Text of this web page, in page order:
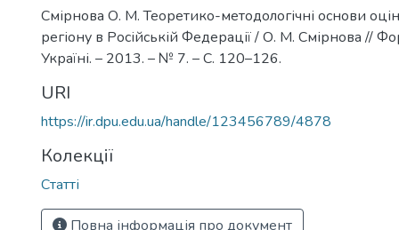
Смірнова О. М. Теоретико-методологічні основи
регіону в Російській Федерації / О. М. Смірнова //
Україні. – 2013. – № 7. – С. 120–126.
URI
https://ir.dpu.edu.ua/handle/123456789/4878
Колекції
Статті
Повна інформація про документ